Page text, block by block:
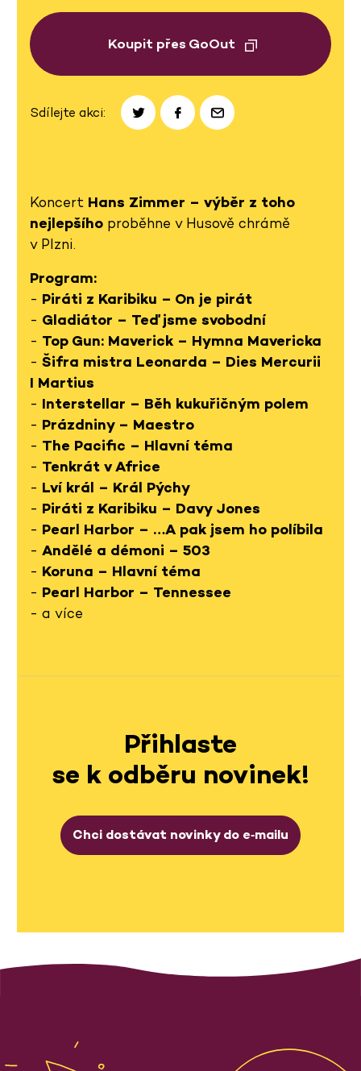
Koupit přes GoOut
Sdílejte akci:
Koncert Hans Zimmer – výběr z toho
nejlepšího proběhne v Husově chrámě
v Plzni.
Program:
- Piráti z Karibiku – On je pirát
- Gladiátor – Teď jsme svobodní
- Top Gun: Maverick – Hymna Mavericka
- Šifra mistra Leonarda – Dies Mercurii
I Martius
- Interstellar – Běh kukuřičným polem
- Prázdniny – Maestro
- The Pacific – Hlavní téma
- Tenkrát v Africe
- Lví král – Král Pýchy
- Piráti z Karibiku – Davy Jones
- Pearl Harbor – …A pak jsem ho políbila
- Andělé a démoni – 503
- Koruna – Hlavní téma
- Pearl Harbor – Tennessee
- a více
Přihlaste
se k odběru novinek!
Chci dostávat novinky do e‑mailu